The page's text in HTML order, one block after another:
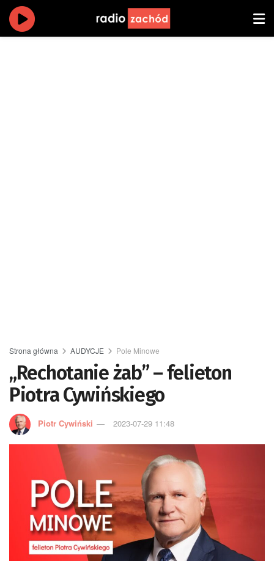
Strona główna AUDYCJE Pole Minowe
„Rechotanie żab” – felieton
Piotra Cywińskiego
Piotr Cywiński 2023-07-29 11:48